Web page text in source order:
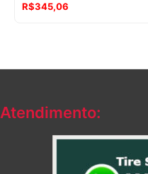
R$345,06
Atendimento: